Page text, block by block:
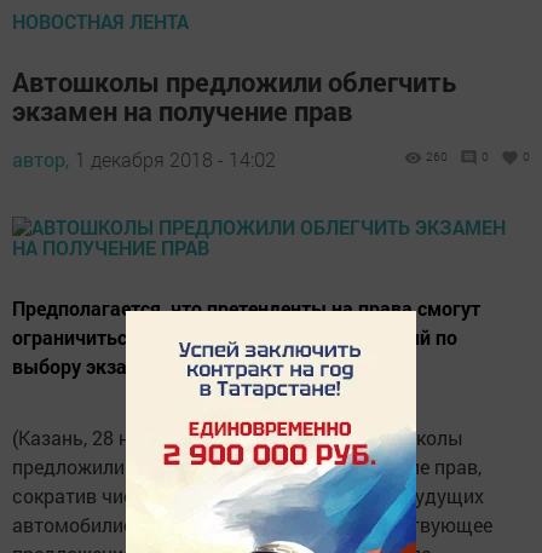
НОВОСТНАЯ ЛЕНТА
Автошколы предложили облегчить
экзамен на получение прав
автор, 1 декабря 2018 - 14:02 260 0 0
Предполагается, что претенденты на права смогут
ограничиться выполнением трех упражнений по
выбору экзаменатора.
(Казань, 28 ноября, «Татар-информ»). Автошколы
предложили облегчить экзамен на получение прав,
сократив число заданий на площадке для будущих
автомобилистов с шести до трех. Соответствующее